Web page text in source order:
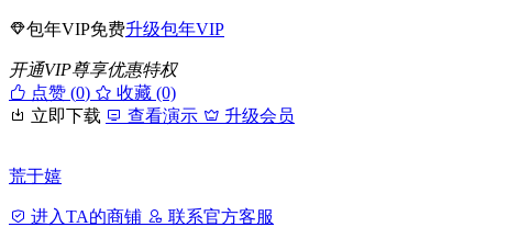
包年VIP免费升级包年VIP
开通VIP尊享优惠特权
点赞 (0)
收藏 (0)
立即下载
查看演示 升级会员
荒于嬉
进入TA的商铺 联系官方客服